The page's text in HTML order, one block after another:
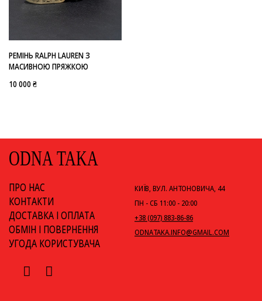
РЕМІНЬ RALPH LAUREN З
МАСИВНОЮ ПРЯЖКОЮ
10 000 ₴
ODNA TAKA
ПРО НАС
КОНТАКТИ
ДОСТАВКА І ОПЛАТА
ОБМІН І ПОВЕРНЕННЯ
УГОДА КОРИСТУВАЧА
КИЇВ, ВУЛ. АНТОНОВИЧА, 44
ПН - СБ 11:00 - 20:00
+38 (097) 883-86-86
ODNATAKA.INFO@GMAIL.COM